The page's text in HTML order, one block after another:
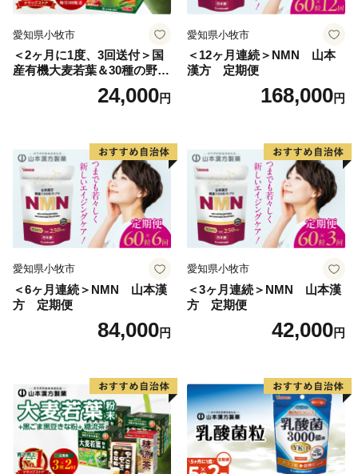
愛知県小牧市
＜2ヶ月に1度、3回送付＞国
産有機大麦若葉＆30種の野
菜 山本漢方 定期便
24,000円
愛知県小牧市
＜12ヶ月連続＞NMN 山本
漢方 定期便
168,000円
愛知県小牧市
＜6ヶ月連続＞NMN 山本漢
方 定期便
84,000円
愛知県小牧市
＜3ヶ月連続＞NMN 山本漢
方 定期便
42,000円